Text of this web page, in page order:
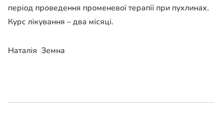
період проведення променевої терапії при пухлинах.
Курс лікування – два місяці.
Наталія Земна